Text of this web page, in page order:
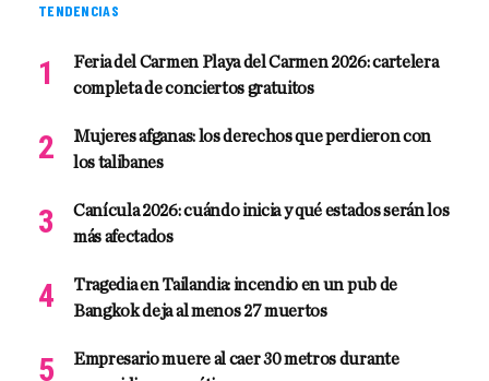
TENDENCIAS
Feria del Carmen Playa del Carmen 2026: cartelera
completa de conciertos gratuitos
Mujeres afganas: los derechos que perdieron con
los talibanes
Canícula 2026: cuándo inicia y qué estados serán los
más afectados
Tragedia en Tailandia: incendio en un pub de
Bangkok deja al menos 27 muertos
Empresario muere al caer 30 metros durante